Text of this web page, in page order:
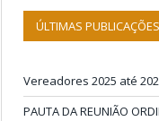
ÚLTIMAS PUBLICAÇÕES
Vereadores 2025 até
PAUTA DA REUNIÃO